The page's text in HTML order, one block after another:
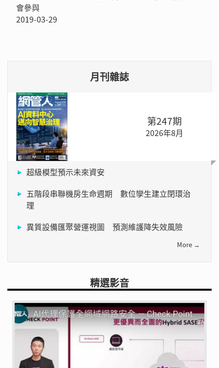
會參與
2019-03-29
月刊雜誌
第247期
2026年8月
超級模型預示未來資安
五階段串聯機房生命週期 數位孿生建立閉環治
理
異質設備匯聚營運視圖 預測維護降失效風險
More →
精選影音